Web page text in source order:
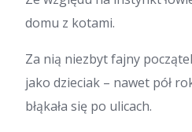
domu z kotami.
Za nią niezbyt fajny
jako dzieciak – nawet pół
błąkała się po ulicach.